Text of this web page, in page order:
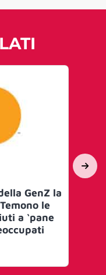
GenZ la
le
a ‘pane